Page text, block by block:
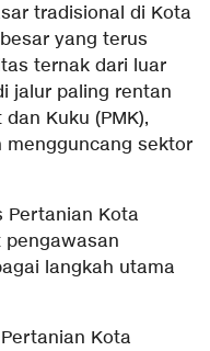
tradisional di Kota
yang terus
ternak dari luar
jalur paling rentan
Kuku (PMK),
mengguncang sektor
Pertanian Kota
pengawasan
langkah utama
Kota